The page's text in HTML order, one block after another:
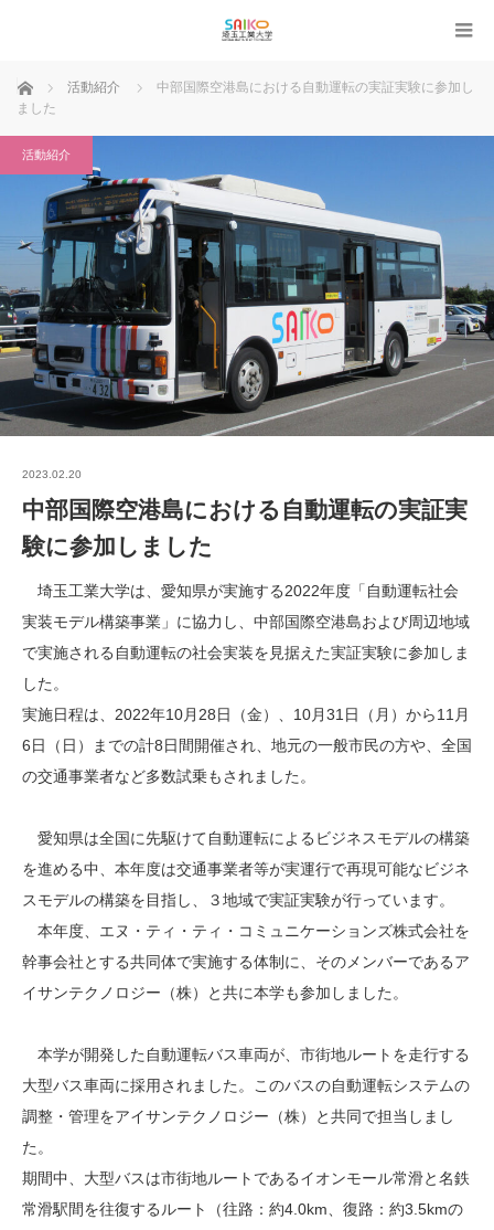
ホーム 活動紹介
中部国際空港島における自動運転の実証実験に参加し
ました
活動紹介
2023.02.20
中部国際空港島における自動運転の実証実
験に参加しました
埼玉工業大学は、愛知県が実施する2022年度「自動運転社会
実装モデル構築事業」に協力し、中部国際空港島および周辺地域
で実施される自動運転の社会実装を見据えた実証実験に参加しま
した。
実施日程は、2022年10月28日（金）、10月31日（月）から11月
6日（日）までの計8日間開催され、地元の一般市民の方や、全国
の交通事業者など多数試乗もされました。
愛知県は全国に先駆けて自動運転によるビジネスモデルの構築
を進める中、本年度は交通事業者等が実運行で再現可能なビジネ
スモデルの構築を目指し、３地域で実証実験が行っています。
本年度、エヌ・ティ・ティ・コミュニケーションズ株式会社を
幹事会社とする共同体で実施する体制に、そのメンバーであるア
イサンテクノロジー（株）と共に本学も参加しました。
本学が開発した自動運転バス車両が、市街地ルートを走行する
大型バス車両に採用されました。このバスの自動運転システムの
調整・管理をアイサンテクノロジー（株）と共同で担当しまし
た。
期間中、大型バスは市街地ルートであるイオンモール常滑と名鉄
常滑駅間を往復するルート（往路：約4.0km、復路：約3.5kmの